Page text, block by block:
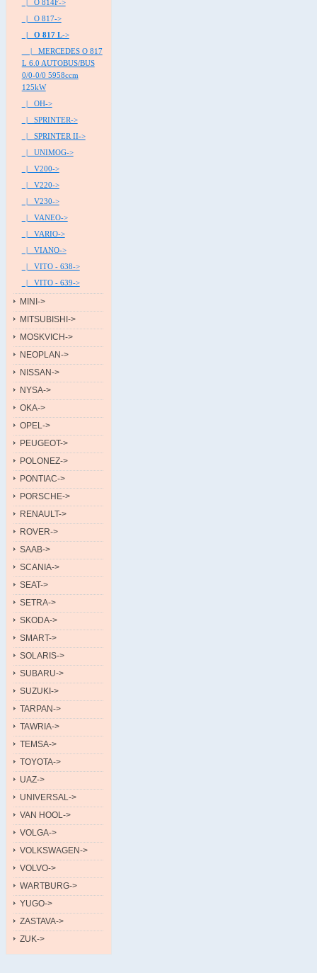
|_ O 814F->
|_ O 817->
|_ O 817 L->
|_ MERCEDES O 817
L 6.0 AUTOBUS/BUS
0/0-0/0 5958ccm
125kW
|_ OH->
|_ SPRINTER->
|_ SPRINTER II->
|_ UNIMOG->
|_ V200->
|_ V220->
|_ V230->
|_ VANEO->
|_ VARIO->
|_ VIANO->
|_ VITO - 638->
|_ VITO - 639->
MINI->
MITSUBISHI->
MOSKVICH->
NEOPLAN->
NISSAN->
NYSA->
OKA->
OPEL->
PEUGEOT->
POLONEZ->
PONTIAC->
PORSCHE->
RENAULT->
ROVER->
SAAB->
SCANIA->
SEAT->
SETRA->
SKODA->
SMART->
SOLARIS->
SUBARU->
SUZUKI->
TARPAN->
TAWRIA->
TEMSA->
TOYOTA->
UAZ->
UNIVERSAL->
VAN HOOL->
VOLGA->
VOLKSWAGEN->
VOLVO->
WARTBURG->
YUGO->
ZASTAVA->
ZUK->